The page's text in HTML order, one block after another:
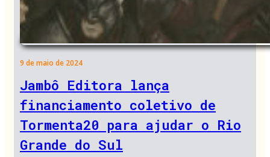
9 de maio de 2024
Jambô Editora lança
financiamento coletivo de
Tormenta20 para ajudar o Rio
Grande do Sul